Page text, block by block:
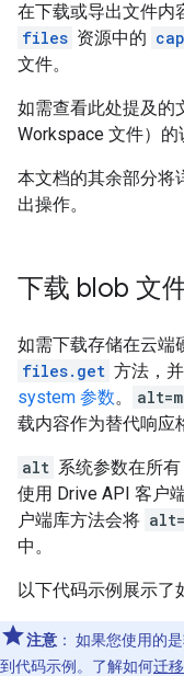
在下载或导出文件内
files 资源中的
文件。
如需查看此处提及的
Workspace 文件）
本文档的其余部分将
出操作。
下载 blob 文
如需下载存储在云端
files.get 方法，
system 参数。
载内容作为替代响应
alt 系统参数在所
使用 Drive API 客户
户端库方法会将
中。
以下代码示例展示了
注意 ： 如果您使用的
到代码示例。了解如何迁